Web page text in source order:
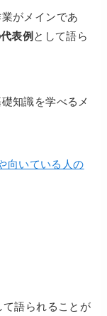
がメインであ
表例 として語ら
知識を学べるメ
向いている人の
語られることが